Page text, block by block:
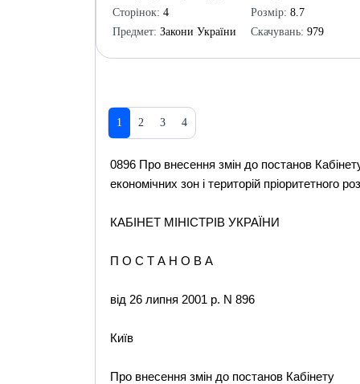
Сторінок: 4
Предмет: Закони України
Розмір: 8.7
Скачувань: 979
1 2 3 4
0896 Про внесення змін до постанов
економічних зон і територій пріоритетного
КАБІНЕТ МІНІСТРІВ УКРАЇНИ
П О С Т А Н О В А
від 26 липня 2001 р. N 896
Київ
Про внесення змін до постанов Кабінету